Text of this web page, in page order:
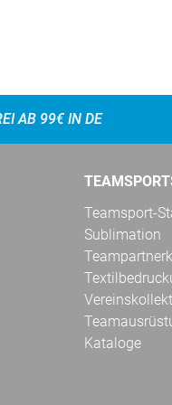
AB 99€ IN DE
Teamsport-
Sublimation
Kataloge